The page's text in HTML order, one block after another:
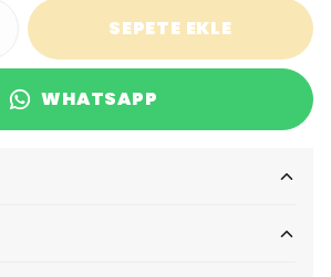
SEPETE EKLE
WHATSAPP